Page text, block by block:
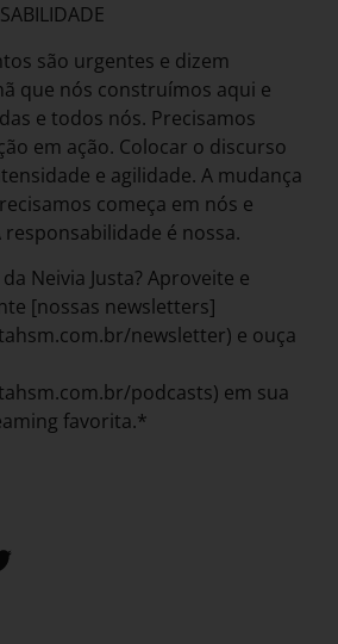
são urgentes e dizem
que nós construímos aqui e
e todos nós. Precisamos
em ação. Colocar o discurso
e agilidade. A mudança
começa em nós e
é nossa.
Neivia Justa? Aproveite e
[nossas newsletters]
newsletter) e ouça
podcasts) em sua
favorita.*